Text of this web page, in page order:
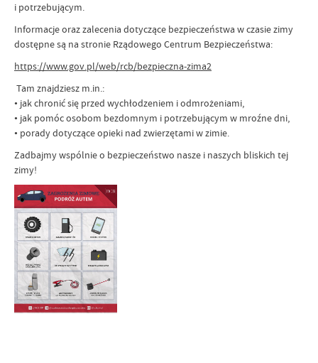
i potrzebującym.
Informacje oraz zalecenia dotyczące bezpieczeństwa w czasie zimy
dostępne są na stronie Rządowego Centrum Bezpieczeństwa:
https://www.gov.pl/web/rcb/bezpieczna-zima2
Tam znajdziesz m.in.:
• jak chronić się przed wychłodzeniem i odmrożeniami,
• jak pomóc osobom bezdomnym i potrzebującym w mroźne dni,
• porady dotyczące opieki nad zwierzętami w zimie.
Zadbajmy wspólnie o bezpieczeństwo nasze i naszych bliskich tej
zimy!